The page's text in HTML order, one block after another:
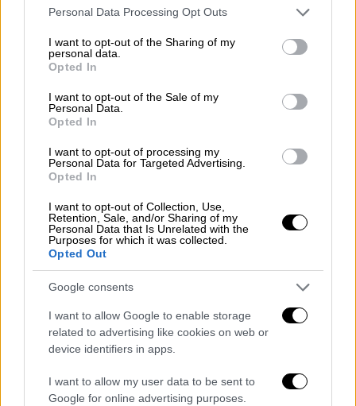
Please note that this website/app uses one or more Google
not limited to your visit or usage behaviour. You may click to
grant or deny consent to Google and its third-party tags to
use your data for below specified purposes in below Google
consent section.
Personal Data Processing Opt Outs
I want to opt-out of the Sharing of my
personal data.
Opted In
I want to opt-out of the Sale of my
Personal Data.
Opted In
I want to opt-out of processing my
Personal Data for Targeted Advertising.
Opted In
I want to opt-out of Collection, Use,
Retention, Sale, and/or Sharing of my
Personal Data that Is Unrelated with the
Purposes for which it was collected.
Opted Out
Google consents
I want to allow Google to enable storage
related to advertising like cookies on web or
device identifiers in apps.
I want to allow my user data to be sent to
Google for online advertising purposes.
μεταξύ άλλων θα συζητηθεί νομοσχέδιο του
σιδηροδρόμους. Παράλληλα ο Κυριάκος
Μητσοτάκης
κύκλο επισκέψεων του στα υπουργεία και θα
μεταβεί την Τετάρτη στο υπουργείο
Πολιτικής Προστασίας. Το πρόγραμμα
περιλαμβάνει και ένα ταξίδι στη Βαλένθια
στις 29 και 30 του μήνα για το συνέδριο του
Έμφαση δίνεται και σε ένα νέο κύκλο
περιοδειών του πρωθυπουργού, καθώς το
τελευταίο διάστημα έχουν αυξηθεί οι
επισκέψεις σε γειτονιές της Αθήνας αλλά
και οι περιοδείες στην περιφέρεια. Πάντως
απο το «γαλάζιο» στρατόπεδο κλείνουν τα
σενάρια για πρόωρες εκλογές, με
κυβερνητικές πηγές να σημειώνουν πως ο
Κυριάκος Μητσοτάκηςθέλει να μεταφέρει ο